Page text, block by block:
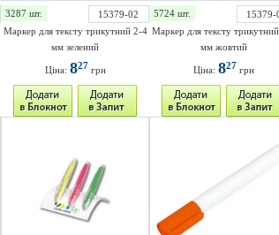
3287 шт.
15379-02
Маркер для тексту трикутний 2-4
мм зелений
Ціна: 827 грн
5724 шт.
15379-
Маркер для тексту
мм жовтий
Ціна: 827 грн